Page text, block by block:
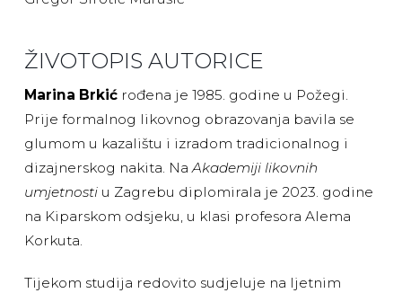
ŽIVOTOPIS AUTORICE
Marina Brkić rođena je 1985. godine u Požegi.
Prije formalnog likovnog obrazovanja bavila se
glumom u kazalištu i izradom tradicionalnog i
dizajnerskog nakita. Na Akademiji likovnih
umjetnostiu Zagrebu diplomirala je 2023. godine
na Kiparskom odsjeku, u klasi profesora Alema
Korkuta.
Tijekom studija redovito sudjeluje na ljetnim